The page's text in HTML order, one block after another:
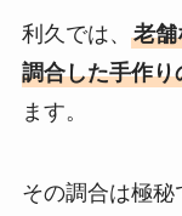
利久では、 老舗
調合した手作
ます。
その調合は極秘